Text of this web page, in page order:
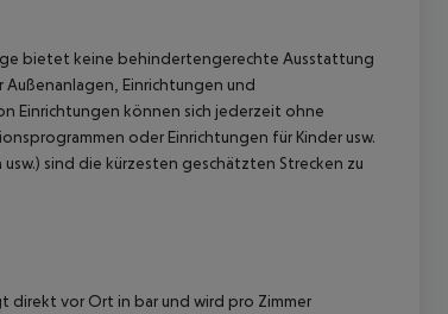
bietet keine behindertengerechte Ausstattung
Einrichtungen und
Einrichtungen können sich jederzeit ohne
oder Einrichtungen für Kinder usw.
sind die kürzesten geschätzten Strecken zu
direkt vor Ort in bar und wird pro Zimmer